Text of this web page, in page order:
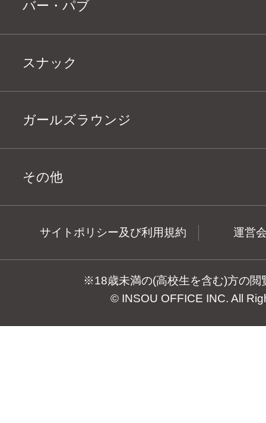
バー・パブ
スナック
ガールズラウンジ
その他
サイトポリシー及び利用規約 運営
※18歳未満の(高校生を含む)方の閲
© INSOU OFFICE INC. All